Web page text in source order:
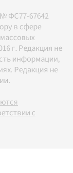
ФС77-67642
в сфере
г. Редакция не
информации,
Редакция не
с